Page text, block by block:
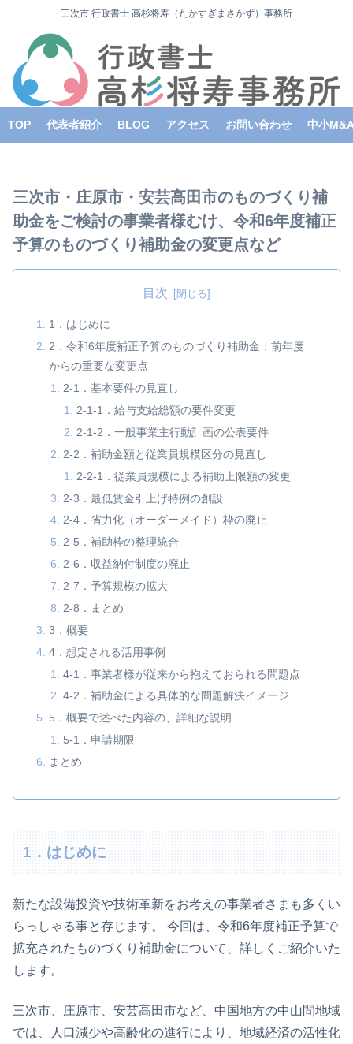
三次市 行政書士 高杉将寿（たかすぎまさかず）事務所
TOP 代表者紹介 BLOG アクセス お問い合わせ 中小
三次市・庄原市・安芸高田市のものづくり補
助金をご検討の事業者様むけ、令和6年度補正
予算のものづくり補助金の変更点など
目次
1．はじめに
2．令和6年度補正予算のものづくり補助金：前年度
からの重要な変更点
2-1．基本要件の見直し
2-1-1．給与支給総額の要件変更
2-1-2．一般事業主行動計画の公表要件
2-2．補助金額と従業員規模区分の見直し
2-2-1．従業員規模による補助上限額の変更
2-3．最低賃金引上げ特例の創設
2-4．省力化（オーダーメイド）枠の廃止
2-5．補助枠の整理統合
2-6．収益納付制度の廃止
2-7．予算規模の拡大
2-8．まとめ
3．概要
4．想定される活用事例
4-1．事業者様が従来から抱えておられる問題点
4-2．補助金による具体的な問題解決イメージ
5．概要で述べた内容の、詳細な説明
5-1．申請期限
まとめ
1．はじめに
新たな設備投資や技術革新をお考えの事業者さまも多くい
らっしゃる事と存じます。 今回は、令和6年度補正予算で
拡充されたものづくり補助金について、詳しくご紹介いた
します。
三次市、庄原市、安芸高田市など、中国地方の中山間地域
では、人口減少や高齢化の進行により、地域経済の活性化